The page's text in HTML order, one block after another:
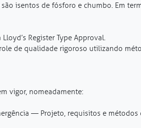
isentos de fósforo e chumbo. Em
Register Type Approval.
de qualidade rigoroso utilizando
vigor, nomeadamente:
— Projeto, requisitos e métodos